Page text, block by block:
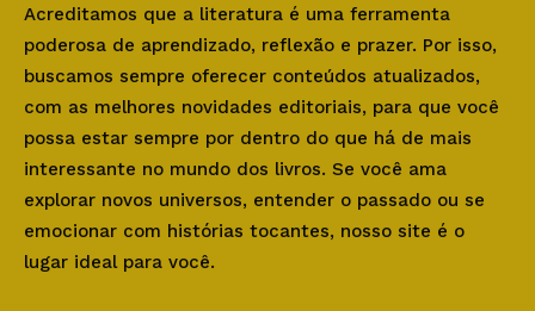
Acreditamos que a literatura é uma ferramenta
poderosa de aprendizado, reflexão e prazer. Por isso,
buscamos sempre oferecer conteúdos atualizados,
com as melhores novidades editoriais, para que você
possa estar sempre por dentro do que há de mais
interessante no mundo dos livros. Se você ama
explorar novos universos, entender o passado ou se
emocionar com histórias tocantes, nosso site é o
lugar ideal para você.